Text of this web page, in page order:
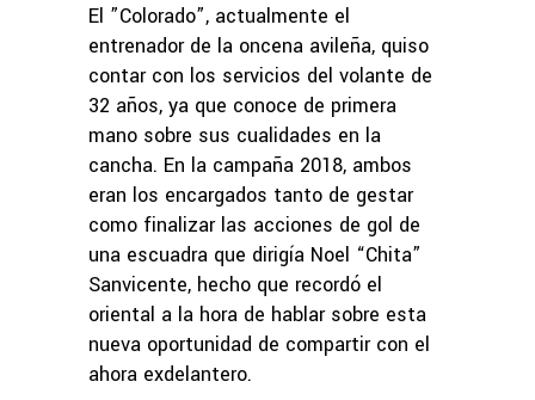
El ”Colorado”, actualmente el
entrenador de la oncena avileña, quiso
contar con los servicios del volante de
32 años, ya que conoce de primera
mano sobre sus cualidades en la
cancha. En la campaña 2018, ambos
eran los encargados tanto de gestar
como finalizar las acciones de gol de
una escuadra que dirigía Noel “Chita”
Sanvicente, hecho que recordó el
oriental a la hora de hablar sobre esta
nueva oportunidad de compartir con el
ahora exdelantero.